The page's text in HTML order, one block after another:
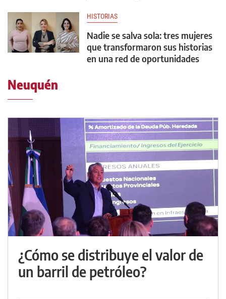
HISTORIAS
Nadie se salva sola: tres mujeres
que transformaron sus historias
en una red de oportunidades
Neuquén
¿Cómo se distribuye el valor de
un barril de petróleo?